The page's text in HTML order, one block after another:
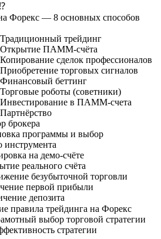
Форекс — 8 основных способов
трейдинг
ПАММ-счёта
сделок профессионалов
торговых сигналов
беттинг
роботы (советники)
в ПАММ-счета
брокера
программы и выбор
инструмента
на демо-счёте
реального счёта
безубыточной торговли
первой прибыли
депозита
правила трейдинга на Форекс
выбор торговой стратегии
стратегии